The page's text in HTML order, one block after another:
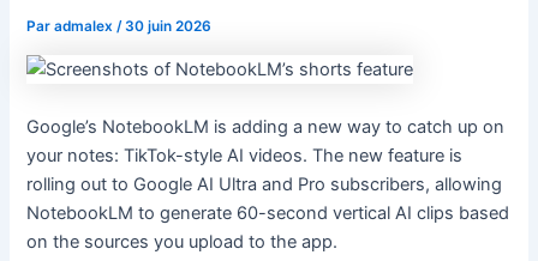
Paradmalex /30 juin 2026
Google’s NotebookLM is adding a new way to catch up on
your notes: TikTok-style AI videos. The new feature is
rolling out to Google AI Ultra and Pro subscribers, allowing
NotebookLM to generate 60-second vertical AI clips based
on the sources you upload to the app.